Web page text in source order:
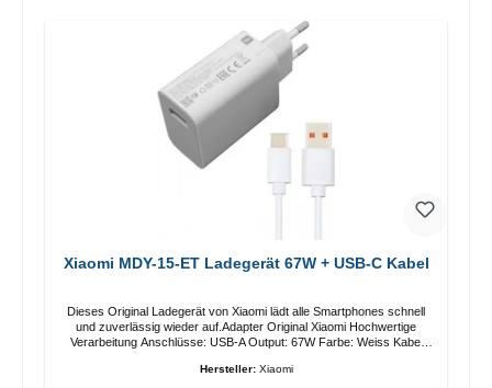
Xiaomi MDY-15-ET Ladegerät 67W + USB-C Kabel
Dieses Original Ladegerät von Xiaomi lädt alle Smartphones schnell
und zuverlässig wieder auf.Adapter Original Xiaomi Hochwertige
Verarbeitung Anschlüsse: USB-A Output: 67W Farbe: Weiss Kabel
Hersteller: Xiaomi